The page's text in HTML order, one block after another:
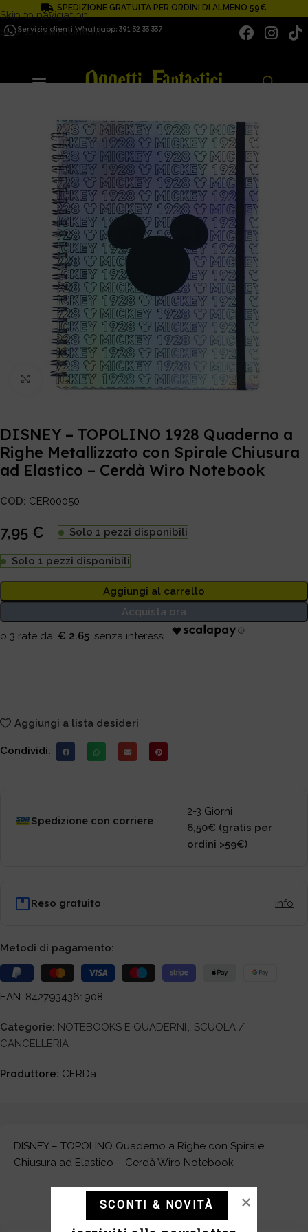
Skip to navigation
Skip to main content
SPEDIZIONE GRATUITA PER ORDINI DI ALMENO 59€
Servizio clienti Whatsapp: 391 32 33 337
Click to enlarge
DISNEY – TOPOLINO 1928 Quaderno a
Righe Metallizzato con Spirale Chiusura
ad Elastico – Cerdà Wiro Notebook
COD: CER00050
7,95 € Solo 1 pezzi disponibili
Solo 1 pezzi disponibili
Aggiungi al carrello
Acquista ora
€ 2.65
Aggiungi a lista desideri
Condividi:
Spedizione con corriere
2-3 Giorni
6,50€ (gratis per
ordini >59€)
Reso gratuito info
Metodi di pagamento:
EAN: 8427934361908
Categorie: NOTEBOOKS E QUADERNI
SCUOLA /
CANCELLERIA
Produttore: CERDà
DISNEY – TOPOLINO Quaderno a Righe con Spirale
Chiusura ad Elastico – Cerdà Wiro Notebook
SCONTI & NOVITÀ